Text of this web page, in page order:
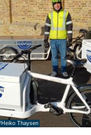
Thaysen